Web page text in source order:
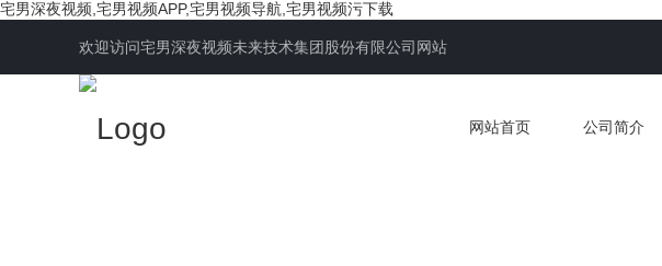
宅男深夜视频,宅男视频APP,宅男视频导航,宅男视频污下载
欢迎访问宅男深夜视频未来技术集团股份有限公司网站
网站首页 公司简介